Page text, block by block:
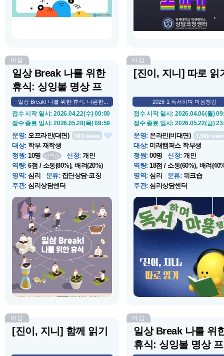
들에 대해 살펴보세요.
들에 대해 살펴보세요.
마감
일상 Break 나를 위한
휴식: 싱잉볼 명상 프
로...
일상 Break! 나를 위한 휴식: 나른한...
접수 시작 일시 : 2026.04.22(수) 00:00
접수 종료 일시 : 2026.05.28(목) 09:59
운영: 오프라인(대면) 193 views
대상: 학부 재학생
정원: 10명 선착순 신청: 개인
역량: 6점 / 소통(80%), 배려(20%)
영역 : 심리 분류: 집단상담·코칭
주관: 심리상담센터
운영 시작 일시
: 2026.05.28(목) 12:00
운영 종료 일시 : 2026.05.28(목) 13:00
:컨버전스홀 B124
소개 :점심시간 휴식같은 싱잉볼 명
상으로 나른한 오후에 힘을 더해 드
립니다.
마감
[진이, 지니] 따로 읽
2026-1 독서하며 마음챙김
접수 시작 일시 : 2026.04.06(월)
접수 종료 일시 : 2026.05.22(금)
운영: 온라인(비대면) 1,590
대상: 미래캠퍼스 학부생
정원: 00명 신청: 개인
역량: 18점 / 소통(60%), 배려
영역 : 심리 분류: 워크숍
주관: 심리상담센터
운영 시작 일시: 2026.04.06(월)
운영 종료 일시: 2026.05.22(금)
장소:온라인(비대면)
2026학년도 마음챙김 추천
서를 기반하여 개별 독서, 필사
마음챙김, 소그룹 독서모임 운영
로 구성된 프로그램 입니다. 스
자기 감정을 돌보는 마음챙김 습
형성을 지원하고자 합니다.
마감
[진이, 지니] 함께 읽기
마감
일상 Break 나를 위
휴식: 싱잉볼 명상 프